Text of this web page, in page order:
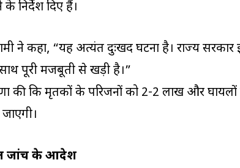
निर्देश दिए हैं।
ने कहा, “यह अत्यंत दुःखद घटना है। राज्य सरकार
साथ पूरी मजबूती से खड़ी है।”
की कि मृतकों के परिजनों को ₹2-2 लाख और
जांच के आदेश